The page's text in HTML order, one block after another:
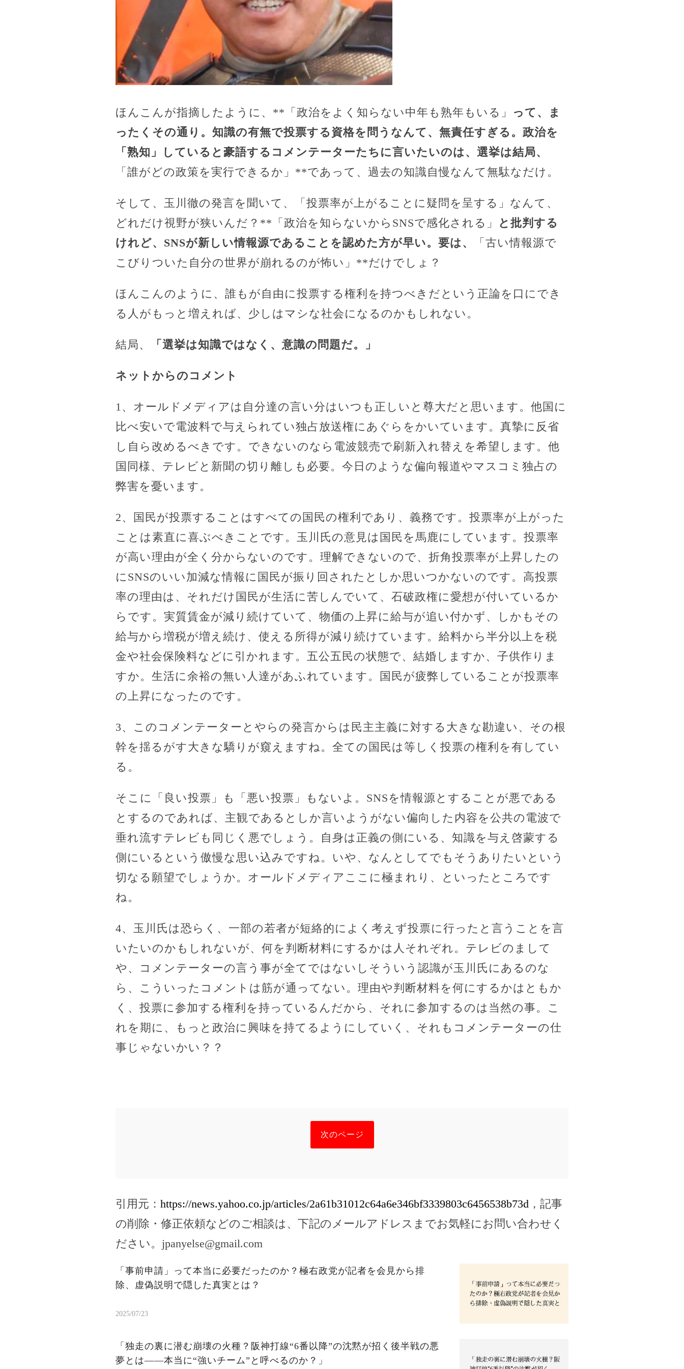
ほんこんが指摘したように、**「政治をよく知らない中年も熟年もいる」
って、ま
ったくその通り。知識の有無で投票する資格を問うなんて、無責任すぎる。政治を
「熟知」していると豪語するコメンテーターたちに言いたいのは、選挙は結局、
「誰がどの政策を実行できるか」**であって、過去の知識自慢なんて無駄なだけ。
そして、玉川徹の発言を聞いて、「投票率が上がることに疑問を呈する」なんて、
どれだけ視野が狭いんだ？**「政治を知らないからSNSで感化される」
と批判する
けれど、SNSが新しい情報源であることを認めた方が早い。要は、
「古い情報源で
こびりついた自分の世界が崩れるのが怖い」**だけでしょ？
ほんこんのように、誰もが自由に投票する権利を持つべきだという正論を口にでき
る人がもっと増えれば、少しはマシな社会になるのかもしれない。
結局、 「選挙は知識ではなく、意識の問題だ。」
ネットからのコメント
1、オールドメディアは自分達の言い分はいつも正しいと尊大だと思います。他国に
比べ安いで電波料で与えられてい独占放送権にあぐらをかいています。真摯に反省
し自ら改めるべきです。できないのなら電波競売で刷新入れ替えを希望します。他
国同様、テレビと新聞の切り離しも必要。今日のような偏向報道やマスコミ独占の
弊害を憂います。
2、国民が投票することはすべての国民の権利であり、義務です。投票率が上がった
ことは素直に喜ぶべきことです。玉川氏の意見は国民を馬鹿にしています。投票率
が高い理由が全く分からないのです。理解できないので、折角投票率が上昇したの
にSNSのいい加減な情報に国民が振り回されたとしか思いつかないのです。高投票
率の理由は、それだけ国民が生活に苦しんでいて、石破政権に愛想が付いているか
らです。実質賃金が減り続けていて、物価の上昇に給与が追い付かず、しかもその
給与から増税が増え続け、使える所得が減り続けています。給料から半分以上を税
金や社会保険料などに引かれます。五公五民の状態で、結婚しますか、子供作りま
すか。生活に余裕の無い人達があふれています。国民が疲弊していることが投票率
の上昇になったのです。
3、このコメンテーターとやらの発言からは民主主義に対する大きな勘違い、その根
幹を揺るがす大きな驕りが窺えますね。全ての国民は等しく投票の権利を有してい
る。
そこに「良い投票」も「悪い投票」もないよ。SNSを情報源とすることが悪である
とするのであれば、主観であるとしか言いようがない偏向した内容を公共の電波で
垂れ流すテレビも同じく悪でしょう。自身は正義の側にいる、知識を与え啓蒙する
側にいるという傲慢な思い込みですね。いや、なんとしてでもそうありたいという
切なる願望でしょうか。オールドメディアここに極まれり、といったところです
ね。
4、玉川氏は恐らく、一部の若者が短絡的によく考えず投票に行ったと言うことを言
いたいのかもしれないが、何を判断材料にするかは人それぞれ。テレビのまして
や、コメンテーターの言う事が全てではないしそういう認識が玉川氏にあるのな
ら、こういったコメントは筋が通ってない。理由や判断材料を何にするかはともか
く、投票に参加する権利を持っているんだから、それに参加するのは当然の事。こ
れを期に、もっと政治に興味を持てるようにしていく、それもコメンテーターの仕
事じゃないかい？？
次のページ
引用元： https://news.yahoo.co.jp/articles/2a61b31012c64a6e346bf3339803c6456538b73d ，記事
の削除・修正依頼などのご相談は、下記のメールアドレスまでお気軽にお問い合わせく
ださい。 jpanyelse@gmail.com
「事前申請」って本当に必要だったのか？極右政党が記者を会見から排
除、虚偽説明で隠した真実とは？
2025/07/23
「独走の裏に潜む崩壊の火種？阪神打線“6番以降”の沈黙が招く後半戦の悪
夢とは——本当に“強いチーム”と呼べるのか？」